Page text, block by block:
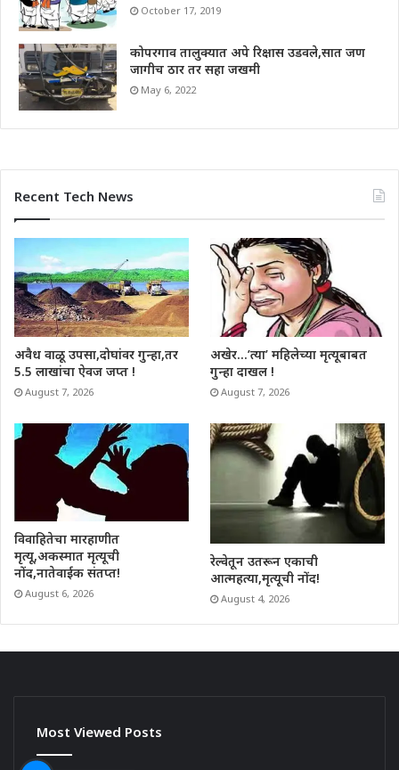
October 17, 2019
कोपरगाव तालुक्यात अपे रिक्षास उडवले,सात जण
जागीच ठार तर सहा जखमी
May 6, 2022
Recent Tech News
अवैध वाळू उपसा,दोघांवर गुन्हा,तर
5.5 लाखांचा ऐवज जप्त !
August 7, 2026
अखेर…’त्या’ महिलेच्या मृत्यूबाबत
गुन्हा दाखल !
August 7, 2026
विवाहितेचा मारहाणीत
मृत्यू,अकस्मात मृत्यूची
नोंद,नातेवाईक संतप्त!
August 6, 2026
रेल्वेतून उतरून एकाची
आत्महत्या,मृत्यूची नोंद!
August 4, 2026
Most Viewed Posts